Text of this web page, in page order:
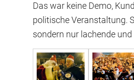
Das war keine Demo,
politische Veranstaltung.
sondern nur lachende